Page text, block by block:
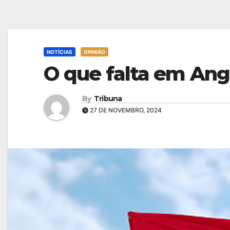
NOTÍCIAS OPINIÃO
O que falta em
By Tribuna
27 DE NOVEMBRO, 2024